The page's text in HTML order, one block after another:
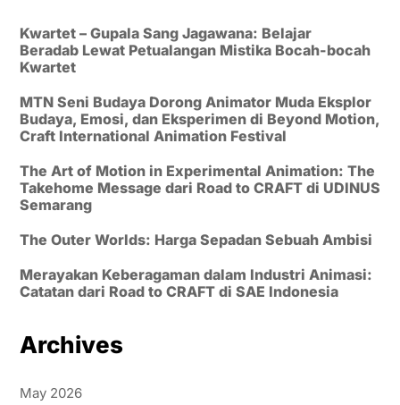
Kwartet – Gupala Sang Jagawana: Belajar
Beradab Lewat Petualangan Mistika Bocah-bocah
Kwartet
MTN Seni Budaya Dorong Animator Muda Eksplor
Budaya, Emosi, dan Eksperimen di Beyond Motion,
Craft International Animation Festival
The Art of Motion in Experimental Animation: The
Takehome Message dari Road to CRAFT di UDINUS
Semarang
The Outer Worlds: Harga Sepadan Sebuah Ambisi
Merayakan Keberagaman dalam Industri Animasi:
Catatan dari Road to CRAFT di SAE Indonesia
Archives
May 2026